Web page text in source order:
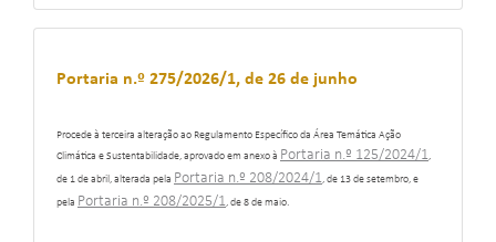
Portaria n.º 275/2026/1, de 26 de junho
Procede à terceira alteração ao Regulamento Específico da Área Temática Ação
Climática e Sustentabilidade, aprovado em anexo à Portaria n.º 125/2024/1,
de 1 de abril, alterada pela Portaria n.º 208/2024/1, de 13 de setembro, e
pela Portaria n.º 208/2025/1, de 8 de maio.